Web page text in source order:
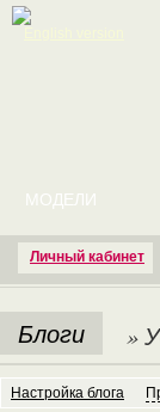
Личный кабинет
МОДЕЛИ
Блоги »
Настройка блога